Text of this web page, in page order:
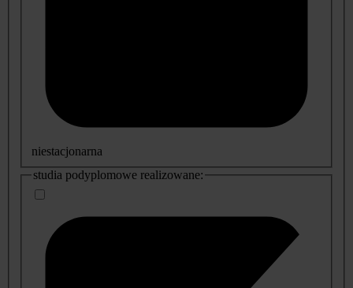
niestacjonarna
studia podyplomowe realizowane: